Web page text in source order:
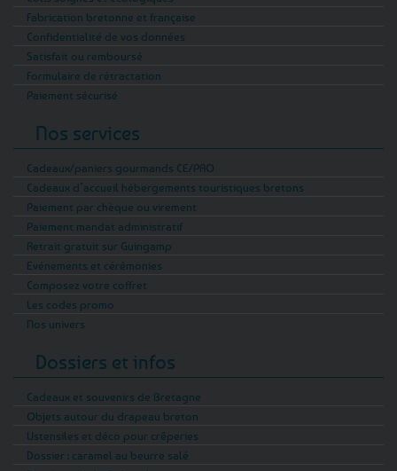
Fabrication bretonne et française
Confidentialité de vos données
Satisfait ou remboursé
Formulaire de rétractation
Paiement sécurisé
Nos services
Cadeaux/paniers gourmands CE/PRO
Cadeaux d’accueil hébergements touristiques bretons
Paiement par chèque ou virement
Paiement mandat administratif
Retrait gratuit sur Guingamp
Evénements et cérémonies
Composez votre coffret
Les codes promo
Nos univers
Dossiers et infos
Cadeaux et souvenirs de Bretagne
Objets autour du drapeau breton
Ustensiles et déco pour crêperies
Dossier : caramel au beurre salé